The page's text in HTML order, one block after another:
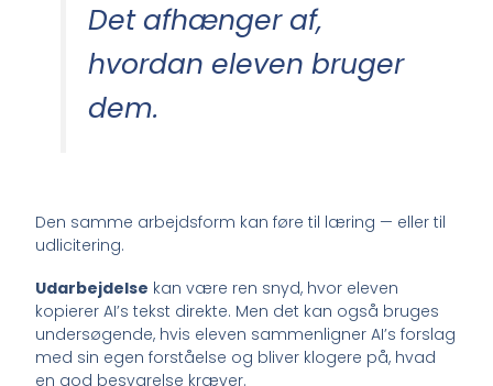
Det afhænger af,
hvordan eleven bruger
dem.
Den samme arbejdsform kan føre til læring — eller til
udlicitering.
Udarbejdelse kan være ren snyd, hvor eleven
kopierer AI’s tekst direkte. Men det kan også bruges
undersøgende, hvis eleven sammenligner AI’s forslag
med sin egen forståelse og bliver klogere på, hvad
en god besvarelse kræver.